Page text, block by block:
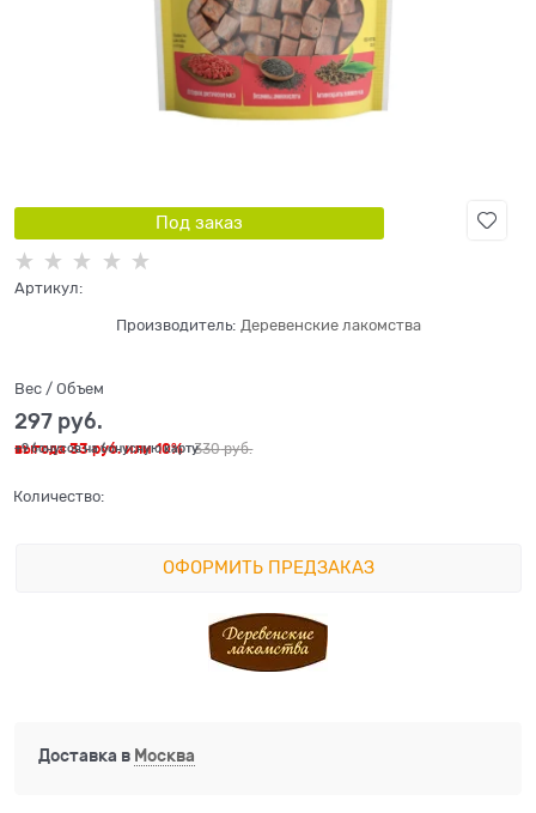
Под заказ
Артикул:
Производитель: Деревенские лакомства
Вес / Объем
330 руб.
297 руб.
выгода33 руб.или10%
+9 бонусов на бонусную карту
Количество:
ОФОРМИТЬ ПРЕДЗАКАЗ
Доставка в Москва